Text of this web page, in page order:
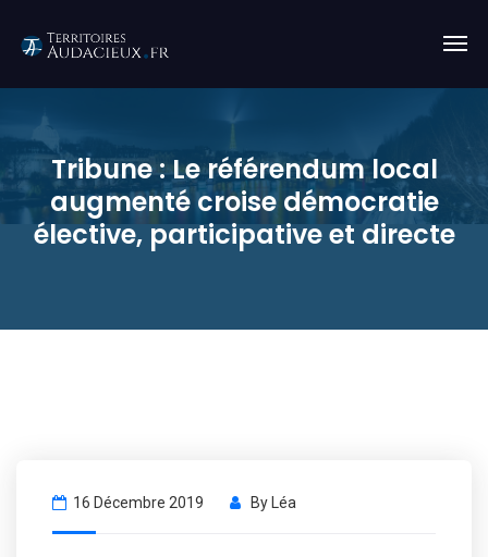
Tribune : Le référendum local
augmenté croise démocratie
élective, participative et directe
16 Décembre 2019 By Léa